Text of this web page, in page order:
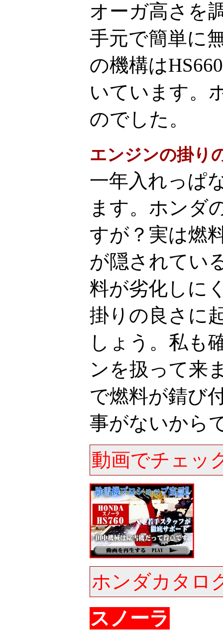
オーガ高さを
手元で簡単に
の機構は
いています。
のでした。
エンジンの掛り
一年入れっぱ
ます。ホンダ
すが？実は燃
が隠されてい
料が劣化しに
掛りの良さに
しょう。私も
ンを扱って来
で燃料が錆び
事がないから
動画でチェッ
ホンダカタロ
スノーラ